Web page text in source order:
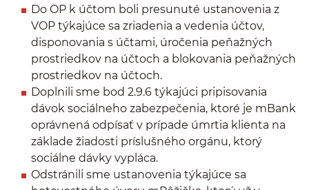
Do OP k účtom boli presunuté ustanovenia z
VOP týkajúce sa zriadenia a vedenia účtov,
disponovania s účtami, úročenia peňažných
prostriedkov na účtoch a blokovania peňažných
prostriedkov na účtoch.
Doplnili sme bod 2.9.6 týkajúci pripisovania
dávok sociálneho zabezpečenia, ktoré je mBank
oprávnená odpísať v prípade úmrtia klienta na
základe žiadosti príslušného orgánu, ktorý
sociálne dávky vypláca.
Odstránili sme ustanovenia týkajúce sa